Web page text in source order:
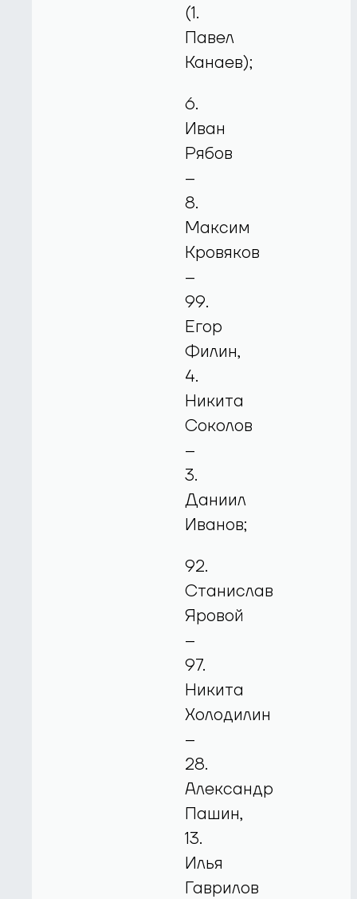
(1.
Павел
Канаев);
6.
Иван
Рябов
–
8.
Максим
Кровяков
–
99.
Егор
Филин,
4.
Никита
Соколов
–
3.
Даниил
Иванов;
92.
Станислав
Яровой
–
97.
Никита
Холодилин
–
28.
Александр
Пашин,
13.
Илья
Гаврилов